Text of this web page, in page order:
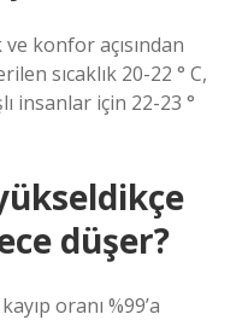
ve konfor açısından
sıcaklık 20-22 ° C,
insanlar için 22-23 °
düşer?
oranı %99’a